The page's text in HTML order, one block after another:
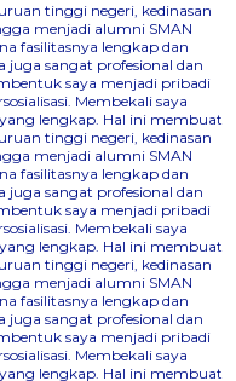
tinggi negeri, kedinasan
menjadi alumni SMAN
fasilitasnya lengkap dan
sangat profesional dan
saya menjadi pribadi
Membekali saya
lengkap. Hal ini membuat
tinggi negeri, kedinasan
menjadi alumni SMAN
fasilitasnya lengkap dan
sangat profesional dan
saya menjadi pribadi
Membekali saya
lengkap. Hal ini membuat
tinggi negeri, kedinasan
menjadi alumni SMAN
fasilitasnya lengkap dan
sangat profesional dan
saya menjadi pribadi
Membekali saya
lengkap. Hal ini membuat